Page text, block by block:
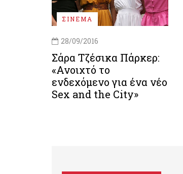
ΣΙΝΕΜΑ
28/09/2016
Σάρα Τζέσικα Πάρκερ:
«Ανοιχτό το
ενδεχόμενο για ένα νέο
Sex and the City»